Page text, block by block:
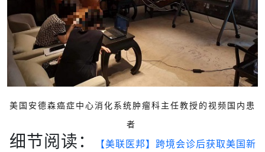
美国安德森癌症中心消化系统肿瘤科主任教授的视频国内患
者
细节阅读：
【美联医邦】跨境会诊后获取美国新